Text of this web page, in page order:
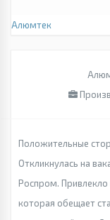
Алюмтек
Положительные
Откликнулась на
Роспром. Привлекло
которая обещает